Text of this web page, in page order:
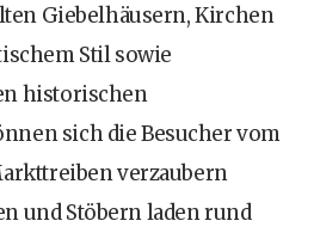
Giebelhäusern, Kirchen
Stil sowie
historischen
sich die Besucher vom
verzaubern
und Stöbern laden rund